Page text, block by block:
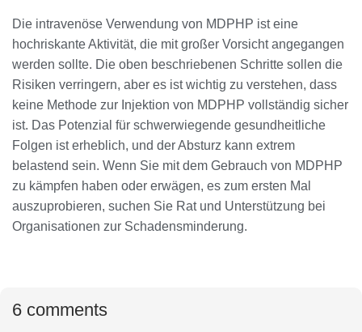
Die intravenöse Verwendung von MDPHP ist eine
hochriskante Aktivität, die mit großer Vorsicht angegangen
werden sollte. Die oben beschriebenen Schritte sollen die
Risiken verringern, aber es ist wichtig zu verstehen, dass
keine Methode zur Injektion von MDPHP vollständig sicher
ist. Das Potenzial für schwerwiegende gesundheitliche
Folgen ist erheblich, und der Absturz kann extrem
belastend sein. Wenn Sie mit dem Gebrauch von MDPHP
zu kämpfen haben oder erwägen, es zum ersten Mal
auszuprobieren, suchen Sie Rat und Unterstützung bei
Organisationen zur Schadensminderung.
6 comments